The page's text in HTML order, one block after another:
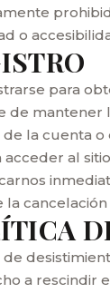
o
para
de mantener
la cuenta
acceder al
la
de
a rescindir